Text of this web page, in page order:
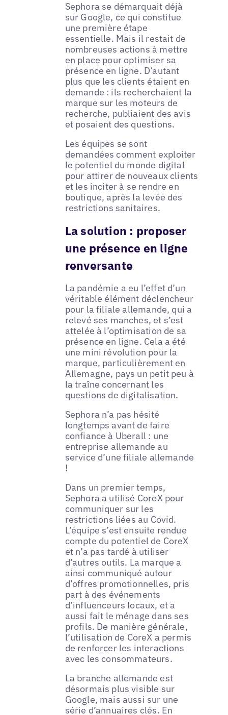
Sephora se démarquait déjà
sur Google, ce qui constitue
une première étape
essentielle. Mais il restait de
nombreuses actions à mettre
en place pour optimiser sa
présence en ligne. D’autant
plus que les clients étaient en
demande : ils recherchaient la
marque sur les moteurs de
recherche, publiaient des avis
et posaient des questions.
Les équipes se sont
demandées comment exploiter
le potentiel du monde digital
pour attirer de nouveaux clients
et les inciter à se rendre en
boutique, après la levée des
restrictions sanitaires.
La solution : proposer
une présence en ligne
renversante
La pandémie a eu l’effet d’un
véritable élément déclencheur
pour la filiale allemande, qui a
relevé ses manches, et s’est
attelée à l’optimisation de sa
présence en ligne. Cela a été
une mini révolution pour la
marque, particulièrement en
Allemagne, pays un petit peu à
la traîne concernant les
questions de digitalisation.
Sephora n’a pas hésité
longtemps avant de faire
confiance à Uberall : une
entreprise allemande au
service d’une filiale allemande
!
Dans un premier temps,
Sephora a utilisé CoreX pour
communiquer sur les
restrictions liées au Covid.
L’équipe s’est ensuite rendue
compte du potentiel de CoreX
et n’a pas tardé à utiliser
d’autres outils. La marque a
ainsi communiqué autour
d’offres promotionnelles, pris
part à des événements
d’influenceurs locaux, et a
aussi fait le ménage dans ses
profils. De manière générale,
l’utilisation de CoreX a permis
de renforcer les interactions
avec les consommateurs.
La branche allemande est
désormais plus visible sur
Google, mais aussi sur une
série d’annuaires clés. En